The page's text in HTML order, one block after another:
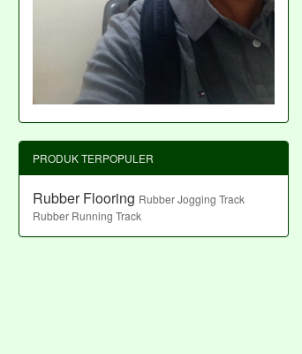
PRODUK TERPOPULER
Rubber Flooring Rubber Jogging Track
Rubber Running Track